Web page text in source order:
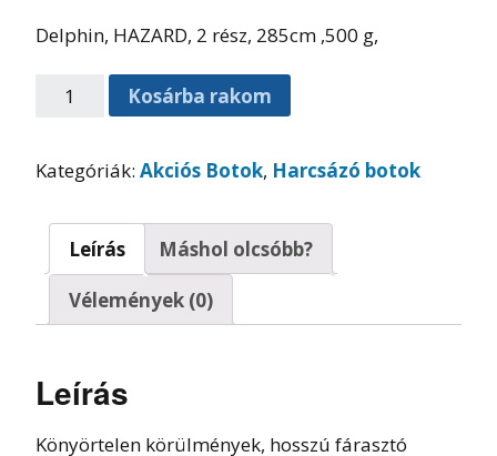
Delphin, HAZARD, 2 rész, 285cm ,500 g,
Kosárba rakom
Kategóriák: Akciós Botok, Harcsázó botok
Leírás
Máshol olcsóbb?
Vélemények (0)
Leírás
Könyörtelen körülmények, hosszú fárasztó